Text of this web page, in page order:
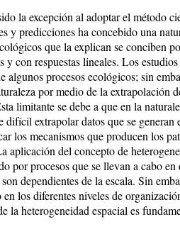
la excepción al adoptar el método
y predicciones ha concebido una
que la explican se conciben
y con respuestas lineales. Los
algunos procesos ecológicos; sin
por medio de la extrapolación
limitante se debe a que en la
difícil extrapolar datos que se generan
los mecanismos que producen los
aplicación del concepto de
por procesos que se llevan a cabo
dependientes de la escala. Sin
en los diferentes niveles de
la heterogeneidad espacial es